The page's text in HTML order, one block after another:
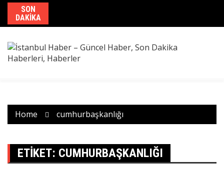
Skip
content
SON
DAKIKA
Home cumhurbaşkanlığı
ETIKET: CUMHURBAŞKANLIĞI